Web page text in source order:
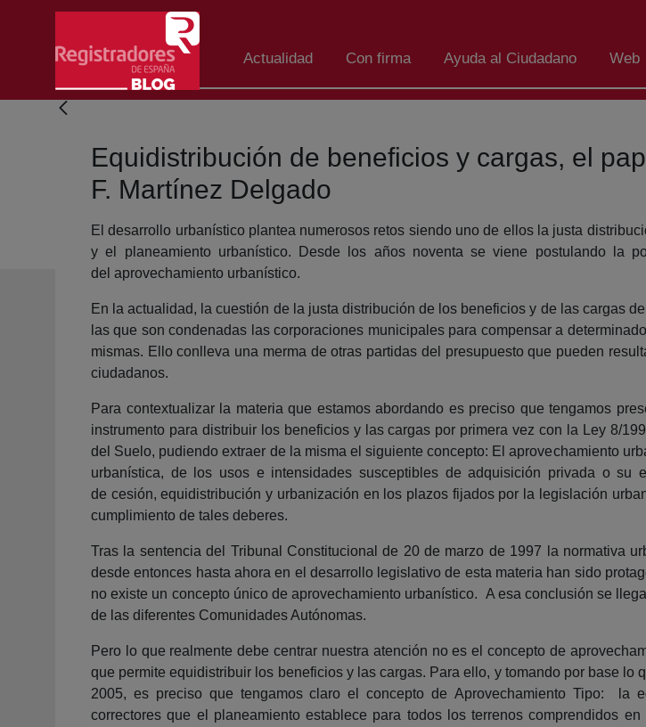
Salta al contingut principal
Actualidad Con firma Ayuda al Ciudadano Web
Equidistribución de beneficios y cargas, el
F. Martínez Delgado
El desarrollo urbanístico plantea numerosos retos siendo uno de ellos la justa
y el planeamiento urbanístico. Desde los años noventa se viene postulando la
del aprovechamiento urbanístico.
En la actualidad, la cuestión de la justa distribución de los beneficios y de las cargas
las que son condenadas las corporaciones municipales para compensar a
mismas. Ello conlleva una merma de otras partidas del presupuesto que pueden
ciudadanos.
Para contextualizar la materia que estamos abordando es preciso que tengamos
instrumento para distribuir los beneficios y las cargas por primera vez con la Ley 8/
del Suelo, pudiendo extraer de la misma el siguiente concepto: El aprovechamiento
urbanística, de los usos e intensidades susceptibles de adquisición privada o su
de cesión, equidistribución y urbanización en los plazos fijados por la legislación
cumplimiento de tales deberes.
Tras la sentencia del Tribunal Constitucional de 20 de marzo de 1997 la normativa
desde entonces hasta ahora en el desarrollo legislativo de esta materia han sido
no existe un concepto único de aprovechamiento urbanístico. A esa conclusión se
de las diferentes Comunidades Autónomas.
Pero lo que realmente debe centrar nuestra atención no es el concepto de
que permite equidistribuir los beneficios y las cargas. Para ello, y tomando por base
2005, es preciso que tengamos claro el concepto de Aprovechamiento Tipo: la
correctores que el planeamiento establece para todos los terrenos comprendidos